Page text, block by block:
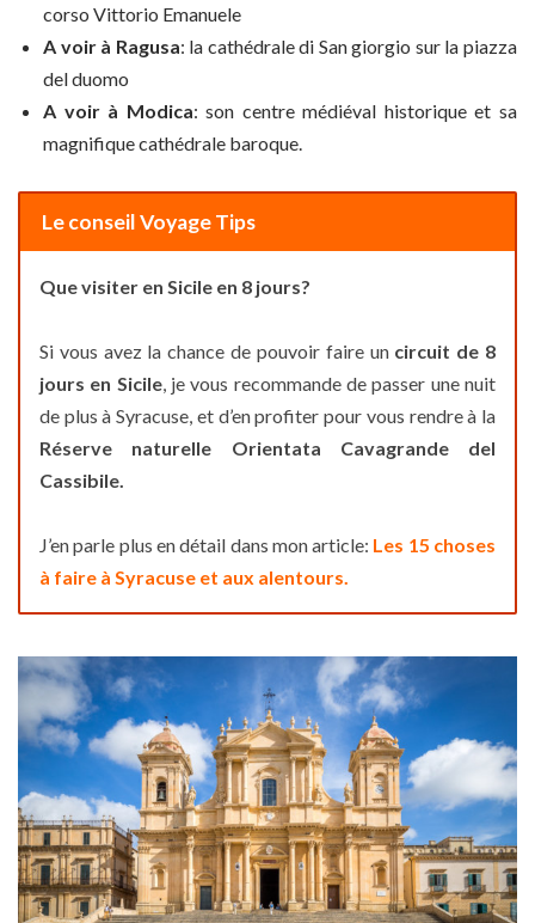
corso Vittorio Emanuele
A voir à Ragusa: la cathédrale di San giorgio sur la piazza
del duomo
A voir à Modica: son centre médiéval historique et sa
magnifique cathédrale baroque.
Le conseil Voyage Tips
Que visiter en Sicile en 8 jours?
Si vous avez la chance de pouvoir faire un circuit de 8
jours en Sicile, je vous recommande de passer une nuit
de plus à Syracuse, et d’en profiter pour vous rendre à la
Réserve naturelle Orientata Cavagrande del
Cassibile.
J’en parle plus en détail dans mon article: Les 15 choses
à faire à Syracuse et aux alentours.